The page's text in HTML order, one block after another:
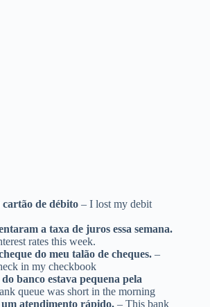
de débito – I lost my debit
a taxa de juros essa semana.
rates this week.
do meu talão de cheques. –
in my checkbook
banco estava pequena pela
queue was short in the morning
atendimento rápido. – This bank